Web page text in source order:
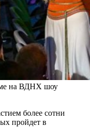
на ВДНХ шоу
более сотни
пройдет в